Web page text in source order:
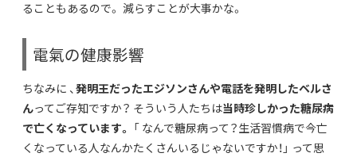
ることもあるので。 減らすことが大事かな。
電氣の健康影響
ちなみに 、発明王だったエジソンさんや電話を発明したベルさ
んってご存知ですか？ そういう人たちは当時珍しかった糖尿病
で亡くなっています。 「 なんで糖尿病って？生活習慣病で今亡
くなっている人なんかたくさんいるじゃないですか！」 って思